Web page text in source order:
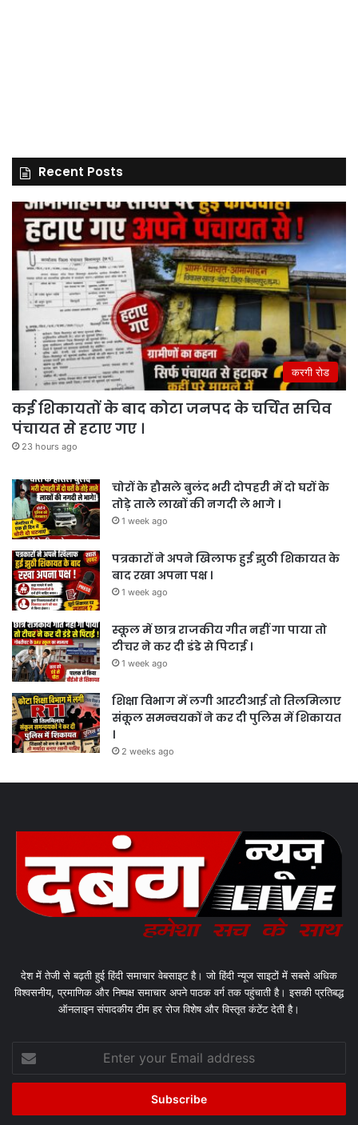
Recent Posts
करगी रोड
कई शिकायतों के बाद कोटा जनपद के चर्चित सचिव
पंचायत से हटाए गए ।
23 hours ago
चोरों के हौसले बुलंद भरी दोपहरी में दो घरों के
तोड़े ताले लाखों की नगदी ले भागे ।
1 week ago
पत्रकारों ने अपने खिलाफ हुई झुठी शिकायत के
बाद रखा अपना पक्ष ।
1 week ago
स्कूल में छात्र राजकीय गीत नहीं गा पाया तो
टीचर ने कर दी डंडे से पिटाई ।
1 week ago
शिक्षा विभाग में लगी आरटीआई तो तिलमिलाए
संकूल समन्वयकों ने कर दी पुलिस में शिकायत
।
2 weeks ago
देश में तेजी से बढ़ती हुई हिंदी समाचार वेबसाइट है। जो हिंदी न्यूज साइटों में सबसे अधिक
विश्वसनीय, प्रमाणिक और निष्पक्ष समाचार अपने पाठक वर्ग तक पहुंचाती है। इसकी प्रतिबद्ध
ऑनलाइन संपादकीय टीम हर रोज विशेष और विस्तृत कंटेंट देती है।
your
Email